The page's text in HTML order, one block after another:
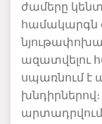
ժամերը
համակարգն
ազատվելու
սպառնում է
խնդիրներով։
արտադրվում